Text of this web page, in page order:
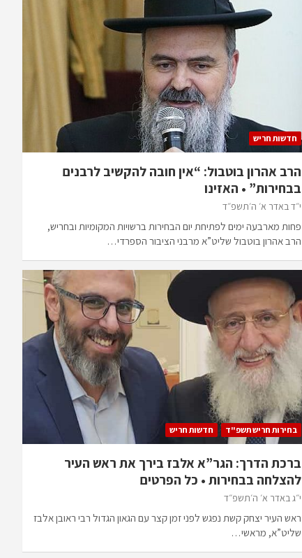
חדשות חריש
הרב אהרון בוטבול: “אין חובה להקשיב לרבנים
בבחירות” • האזינו
י״ד באדר א׳ ה׳תשפ״ד
פחות מארבעה ימים לפתיחת יום הבחירות ברשויות המקומיות ובחריש,
הרב אהרון בוטבול שליט”א מרבני הציבור הספרדי…
בחירות חריש תשפ"ד חדשות חריש
ברכת הדרך: הגר”א אלבז בירך את ראש העיר
להצלחה בבחירות • כל הפרטים
י״ג באדר א׳ ה׳תשפ״ד
ראש העיר יצחק קשת נפגש לפני זמן קצר עם הגאון הגדול רבי ראובן אלבז
שליט”א, מראשי…